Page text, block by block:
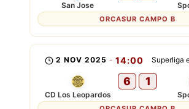
San Jose
ORCASUR CAMPO B
Superliga
2 NOV 2025 - 14:00
CD Los Leopardos
6 1